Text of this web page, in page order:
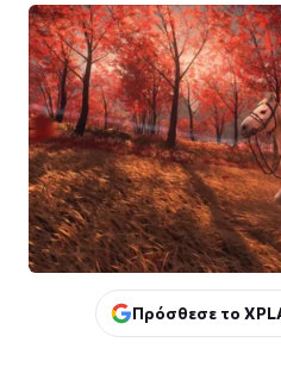
Πρόσθεσε το